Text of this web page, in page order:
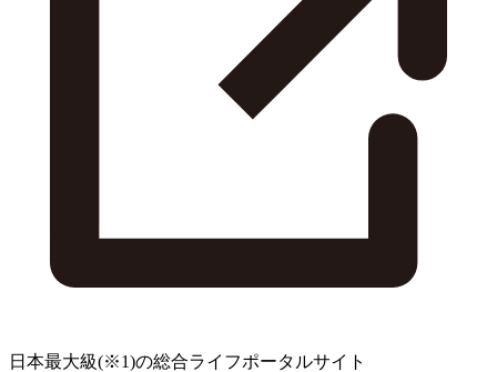
日本最大級(※1)の総合ライフポータルサイト